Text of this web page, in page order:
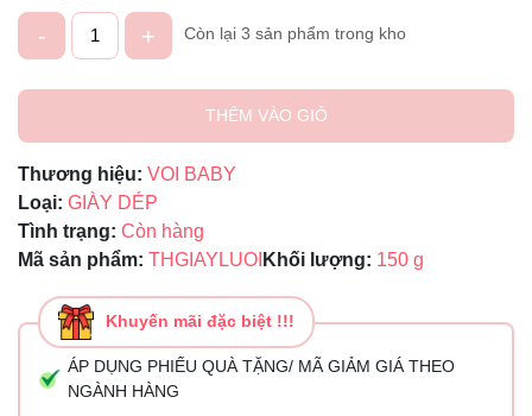
- + Còn lại 3 sản phẩm trong kho
THÊM VÀO GIỎ
Thương hiệu: VOI BABY
Loại: GIÀY DÉP
Tình trạng: Còn hàng
Mã sản phẩm: THGIAYLUOI Khối lượng: 150 g
Khuyến mãi đặc biệt !!!
ÁP DỤNG PHIẾU QUÀ TẶNG/ MÃ GIẢM GIÁ THEO
NGÀNH HÀNG